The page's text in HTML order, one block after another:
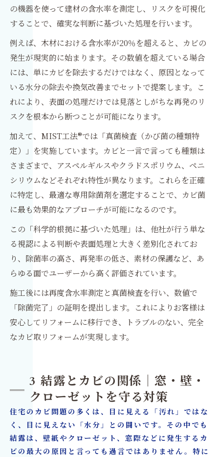
の機器を使って建材の含水率を測定し、リスクを可視化
することで、確実な判断に基づいた処理を行います。
例えば、木材における含水率が20％を超えると、カビの
発生が現実的に始まります。その数値を超えている場合
には、単にカビを除去するだけではなく、原因となって
いる水分の除去や換気改善までセットで提案します。こ
れにより、表面の処理だけでは見落としがちな再発のリ
スクを根本から断つことが可能になります。
加えて、MIST工法®では「真菌検査（かび菌の種類特
定）」を実施しています。カビと一言で言っても種類は
さまざまで、アスペルギルスやクラドスポリウム、ペニ
シリウムなどそれぞれ特性が異なります。これらを正確
に特定し、最適な専用除菌剤を選定することで、カビ菌
に最も効果的なアプローチが可能になるのです。
この「科学的根拠に基づいた処理」は、他社が行う単な
る視認による判断や表面処理と大きく差別化されてお
り、除菌率の高さ、再発率の低さ、素材の保護など、あ
らゆる面でユーザーから高く評価されています。
施工後には再度含水率測定と真菌検査を行い、数値で
「除菌完了」の証明を提出します。これによりお客様は
安心してリフォームに移行でき、トラブルのない、完全
なカビ取リフォームが実現します。
3 結露とカビの関係｜窓・壁・
クローゼットを守る対策
住宅のカビ問題の多くは、目に見える「汚れ」ではな
く、目に見えない「水分」との闘いです。その中でも
結露は、壁紙やクローゼット、窓際などに発生するカ
ビの最大の原因と言っても過言ではありません。特に